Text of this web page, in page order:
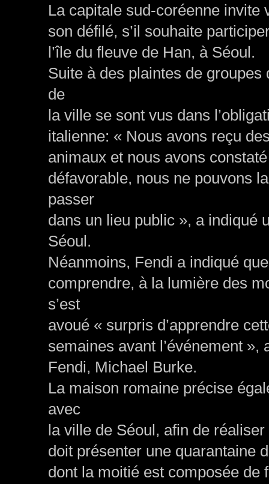
La capitale sud-coréenne
son défilé, s’il souhaite
l’île du fleuve de Han, à Séoul.
Suite à des plaintes de
de
la ville se sont vus dans
italienne: « Nous avons reçu
animaux et nous avons
défavorable, nous ne pouvons
passer
dans un lieu public », a indiqué
Séoul.
Néanmoins, Fendi a indiqué
comprendre, à la lumière des
s’est
avoué « surpris d’apprendre
semaines avant l’événement
Fendi, Michael Burke.
La maison romaine précise
avec
la ville de Séoul, afin de
doit présenter une quarantaine
dont la moitié est composée de